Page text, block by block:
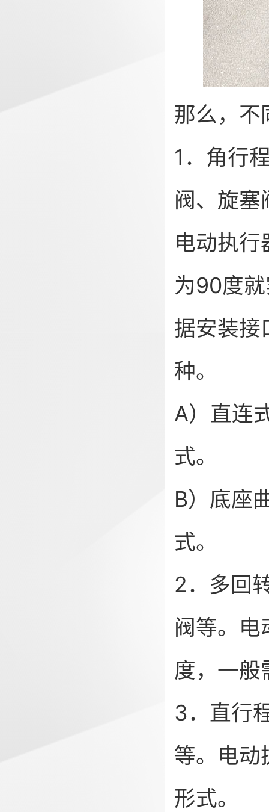
那么，不
1．角行
阀、旋塞
电动执
为90度
据安装接
种。
A）直连
式。
B）底座
式。
2．多回
阀等。
度，一般
3．直行
等。电动
形式。